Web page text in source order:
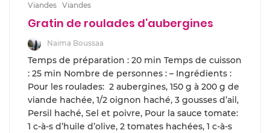
Viandes Viandes
Gratin de roulades d’aubergines
Naima Boussaa
Temps de préparation : 20 min Temps de cuisson
: 25 min Nombre de personnes : – Ingrédients :
Pour les roulades: 2 aubergines, 150 g à 200 g de
viande hachée, 1/2 oignon haché, 3 gousses d’ail,
Persil haché, Sel et poivre, Pour la sauce tomate:
1 c-à-s d’huile d’olive, 2 tomates hachées, 1 c-à-s